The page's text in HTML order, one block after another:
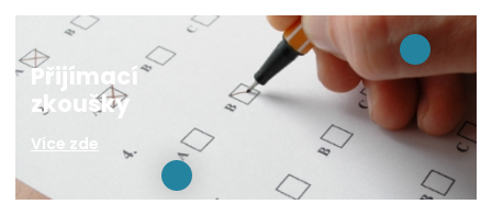
Přijímací
zkoušky
Více zde